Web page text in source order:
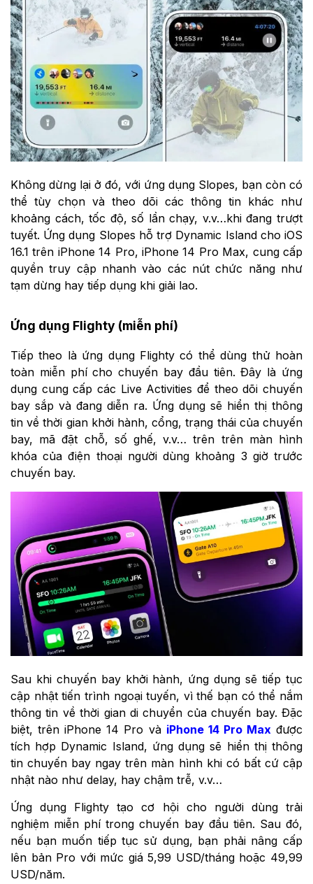
Không dừng lại ở đó, với ứng dụng Slopes, bạn còn có
thể tùy chọn và theo dõi các thông tin khác như
khoảng cách, tốc độ, số lần chạy, v.v…khi đang trượt
tuyết. Ứng dụng Slopes hỗ trợ Dynamic Island cho iOS
16.1 trên ‌iPhone 14 Pro‌, iPhone 14 Pro‌ Max, cung cấp
quyền truy cập nhanh vào các nút chức năng như
tạm dừng hay tiếp dụng khi giải lao.
Ứng dụng Flighty (miễn phí)
Tiếp theo là ứng dụng Flighty có thể dùng thử hoàn
toàn miễn phí cho chuyến bay đầu tiên. Đây là ứng
dụng cung cấp các Live Activities để theo dõi chuyến
bay sắp và đang diễn ra. Ứng dụng sẽ hiển thị thông
tin về thời gian khởi hành, cổng, trạng thái của chuyến
bay, mã đặt chỗ, số ghế, v.v… trên trên màn hình
khóa của điện thoại người dùng khoảng 3 giờ trước
chuyến bay.
Sau khi chuyến bay khởi hành, ứng dụng sẽ tiếp tục
cập nhật tiến trình ngoại tuyến, vì thế bạn có thể nắm
thông tin về thời gian di chuyển của chuyến bay. Đặc
biệt, trên iPhone 14 Pro và iPhone 14 Pro Max được
tích hợp Dynamic Island‌, ứng dụng sẽ hiển thị thông
tin chuyến bay ngay trên màn hình khi có bất cứ cập
nhật nào như delay, hay chậm trễ, v.v…
Ứng dụng Flighty tạo cơ hội cho người dùng trải
nghiệm miễn phí trong chuyến bay đầu tiên. Sau đó,
nếu bạn muốn tiếp tục sử dụng, bạn phải nâng cấp
lên bản Pro với mức giá 5,99 USD/tháng hoặc 49,99
USD/năm.